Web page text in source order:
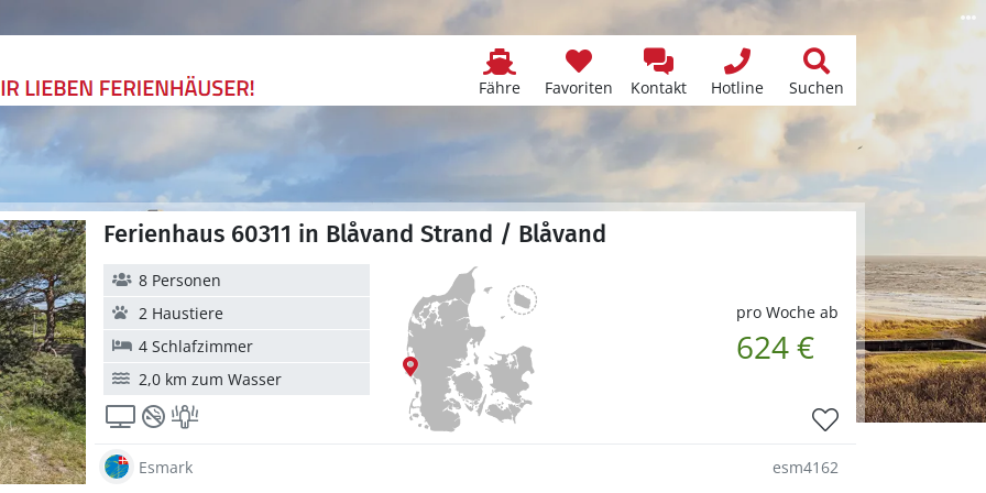
Fähre Favoriten Kontakt Hotline Suchen
Ferienhaus 60311 in Blåvand Strand / Blåvand
pro Woche ab
624 €
8 Personen
2 Haustiere
4 Schlafzimmer
2,0 km zum Wasser
Esmark esm4162